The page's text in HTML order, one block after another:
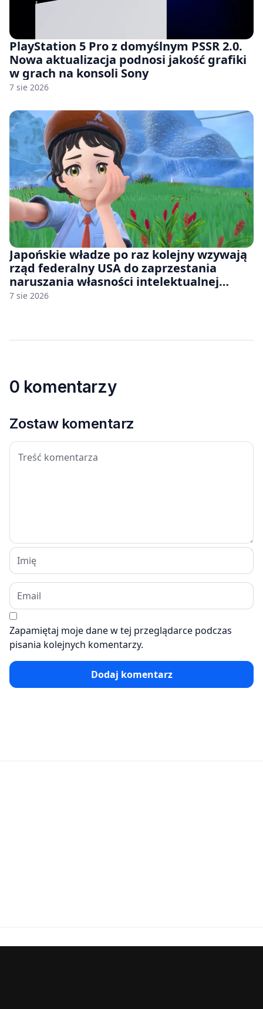
PlayStation 5 Pro z domyślnym PSSR 2.0.
Nowa aktualizacja podnosi jakość grafiki
w grach na konsoli Sony
7 sie 2026
Japońskie władze po raz kolejny wzywają
rząd federalny USA do zaprzestania
naruszania własności intelektualnej
japońskich gier i anime
7 sie 2026
0 komentarzy
Zostaw komentarz
Zapamiętaj moje dane w tej przeglądarce podczas
pisania kolejnych komentarzy.
Dodaj komentarz